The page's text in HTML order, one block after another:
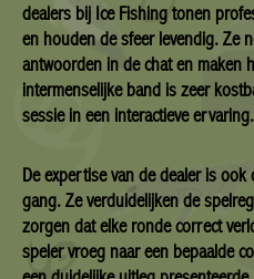
dealers bij Ice Fishing tonen
en houden de sfeer levendig. Ze
antwoorden in de chat en maken
intermenselijke band is zeer
sessie in een interactieve ervaring.
De expertise van de dealer is
gang. Ze verduidelijken de
zorgen dat elke ronde correct
speler vroeg naar een bepaalde